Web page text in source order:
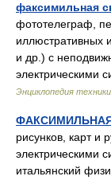
факсимильная
фототелеграф,
иллюстративных
и др.) с
электрическими
Энциклопедия техники
рисунков, карт и
электрическими
итальянский